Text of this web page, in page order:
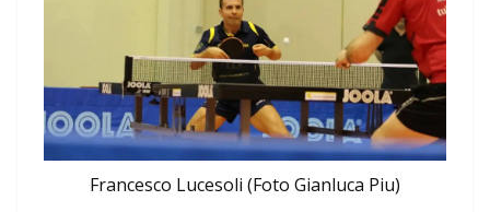
Francesco Lucesoli (Foto Gianluca Piu)